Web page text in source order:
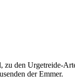
den Urgetreide-
der Emmer.